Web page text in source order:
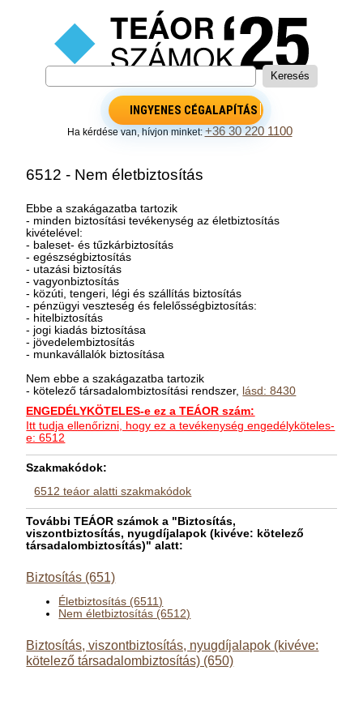
INGYENES CÉGALAPÍTÁS
Ha kérdése van, hívjon minket:+36 30 220 1100
6512 - Nem életbiztosítás
Ebbe a szakágazatba tartozik
- minden biztosítási tevékenység az életbiztosítás
kivételével:
- baleset- és tűzkárbiztosítás
- egészségbiztosítás
- utazási biztosítás
- vagyonbiztosítás
- közúti, tengeri, légi és szállítás biztosítás
- pénzügyi veszteség és felelősségbiztosítás:
- hitelbiztosítás
- jogi kiadás biztosítása
- jövedelembiztosítás
- munkavállalók biztosítása
Nem ebbe a szakágazatba tartozik
- kötelező társadalombiztosítási rendszer, lásd: 8430
ENGEDÉLYKÖTELES-e ez a TEÁOR szám:
Itt tudja ellenőrizni, hogy ez a tevékenység engedélyköteles-
e: 6512
Szakmakódok:
6512 teáor alatti szakmakódok
További TEÁOR számok a "Biztosítás,
viszontbiztosítás, nyugdíjalapok (kivéve: kötelező
társadalombiztosítás)" alatt:
Biztosítás (651)
Életbiztosítás (6511)
Nem életbiztosítás (6512)
Biztosítás, viszontbiztosítás, nyugdíjalapok (kivéve:
kötelező társadalombiztosítás) (650)